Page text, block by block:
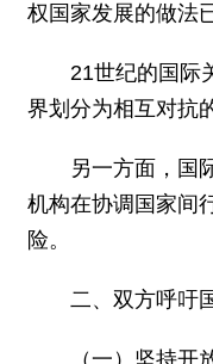
权国家发展的做法
21世纪的国际
界划分为相互对抗
另一方面，国
机构在协调国家间
险。
二、双方呼吁
（一）坚持开